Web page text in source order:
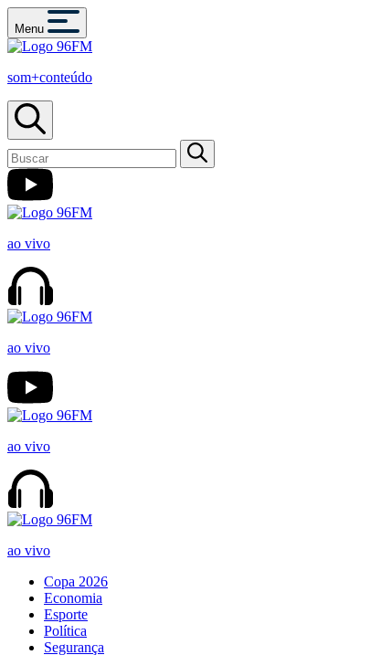
Menu
som+conteúdo
ao vivo
ao vivo
ao vivo
ao vivo
Copa 2026
Economia
Esporte
Política
Segurança